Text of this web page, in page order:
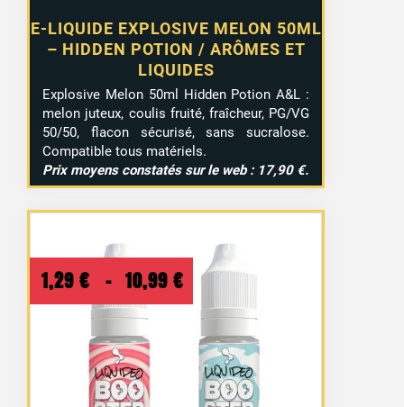
E-LIQUIDE EXPLOSIVE MELON 50ML
– HIDDEN POTION / ARÔMES ET
LIQUIDES
Explosive Melon 50ml Hidden Potion A&L :
melon juteux, coulis fruité, fraîcheur, PG/VG
50/50, flacon sécurisé, sans sucralose.
Compatible tous matériels.
Prix moyens constatés sur le web : 17,90 €.
1,29 € – 10,99 €
Plage
de
prix :
1,29 €